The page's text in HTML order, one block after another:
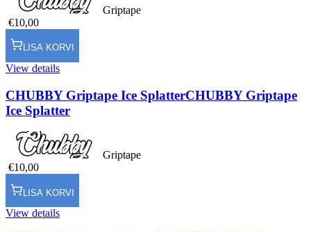
Griptape
€10,00
LISA KORVI
View details
CHUBBY Griptape Ice SplatterCHUBBY Griptape
Ice Splatter
Griptape
€10,00
LISA KORVI
View details